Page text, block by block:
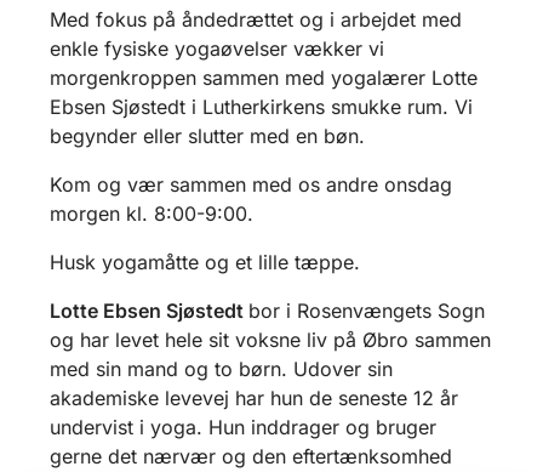
Med fokus på åndedrættet og i arbejdet med
enkle fysiske yogaøvelser vækker vi
morgenkroppen sammen med yogalærer Lotte
Ebsen Sjøstedt i Lutherkirkens smukke rum. Vi
begynder eller slutter med en bøn.
Kom og vær sammen med os andre onsdag
morgen kl. 8:00-9:00.
Husk yogamåtte og et lille tæppe.
Lotte Ebsen Sjøstedt bor i Rosenvængets Sogn
og har levet hele sit voksne liv på Øbro sammen
med sin mand og to børn. Udover sin
akademiske levevej har hun de seneste 12 år
undervist i yoga. Hun inddrager og bruger
gerne det nærvær og den eftertænksomhed